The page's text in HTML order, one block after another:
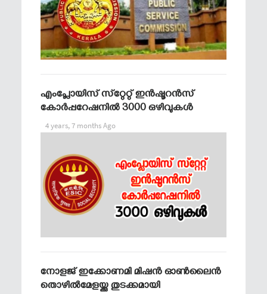
എംപ്ലോയിസ് സ്‌റ്റേറ്റ് ഇന്‍ഷൂറന്‍സ്
കോര്‍പ്പറേഷനില്‍ 3000 ഒഴിവുകള്‍
4 years, 7 months Ago
നോളജ് ഇക്കോണമി മിഷൻ ഓൺലൈൻ
തൊഴിൽമേളയ്ക്കു തുടക്കമായി